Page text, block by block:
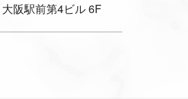
大阪駅前第4ビル 6F